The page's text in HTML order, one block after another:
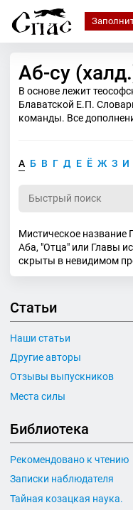
Аб-су
В основе лежит
Блаватской Е.П.
команды. Все
А Б В Г Д Е Ё Ж З И
Мистическое
Аба, "Отца" или Главы
скрыты в невидимом
Статьи
Наши статьи
Другие авторы
Отзывы выпускников
Места силы
Библиотека
Рекомендовано к чтению
Записки наблюдателя
Тайная козацкая наука.